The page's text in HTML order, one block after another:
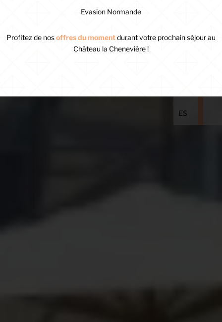
ES
Evasion Normande
Profitez de nosoffres du momentdurant votre prochain séjour au
Château la Chenevière !